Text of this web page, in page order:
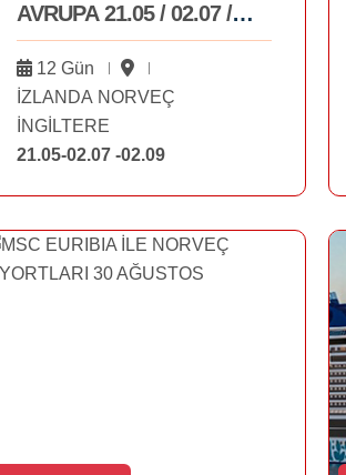
AVRUPA 21.05 / 02.07 /
02.09
12 Gün
İZLANDA NORVEÇ
İNGİLTERE
21.05-02.07 -02.09